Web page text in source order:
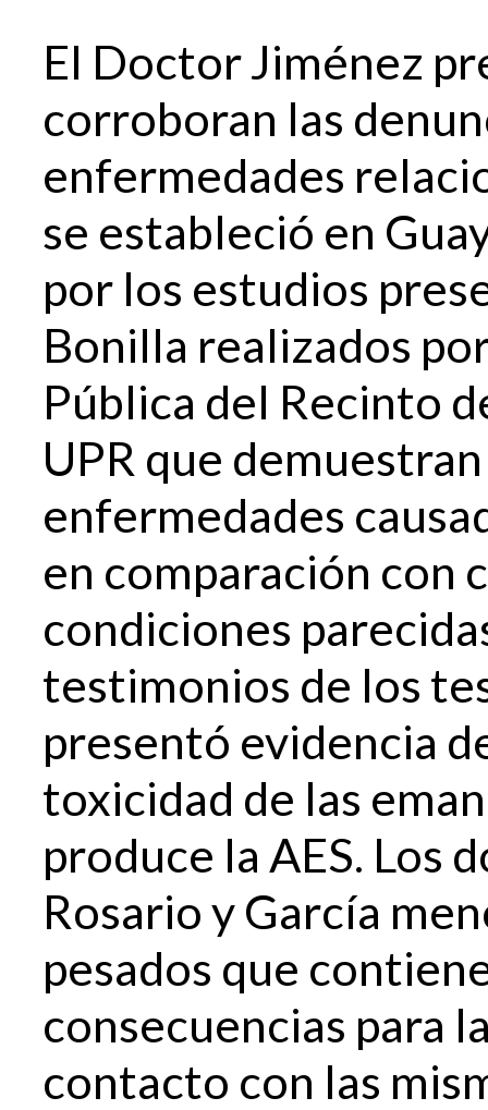
El Doctor Jiménez
corroboran las
enfermedades
se estableció en
por los estudios
Bonilla realizados
Pública del Recinto
UPR que
enfermedades
en comparación con
condiciones
testimonios de los
presentó evidencia
toxicidad de las
produce la AES. Los
Rosario y García
pesados que
consecuencias para
contacto con las